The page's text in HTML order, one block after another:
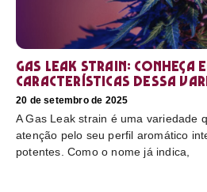
Gas Leak strain:
características dessa
20 de setembro de 2025
A Gas Leak strain é uma variedade
atenção pelo seu perfil aromático
potentes. Como o nome já indica,